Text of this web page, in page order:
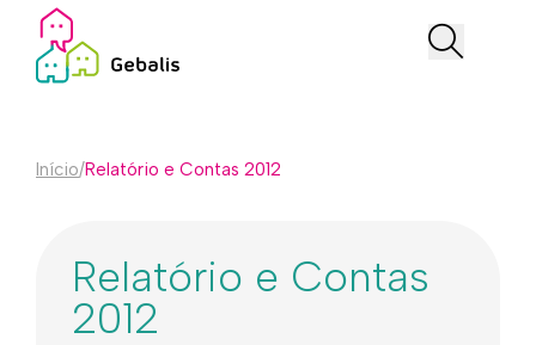
Início/Relatório e Contas 2012
Relatório e Contas
2012